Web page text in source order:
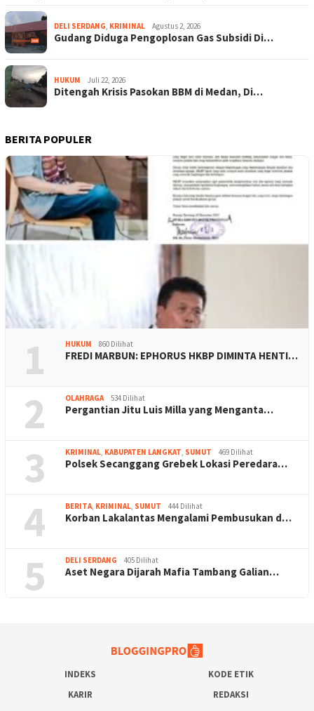
DELI SERDANG, KRIMINAL Agustus 2, 2026
Gudang Diduga Pengoplosan Gas Subsidi Di…
HUKUM Juli 22, 2026
Ditengah Krisis Pasokan BBM di Medan, Di…
BERITA POPULER
1 HUKUM 860 Dilihat
FREDI MARBUN: EPHORUS HKBP DIMINTA HENTI…
2 OLAHRAGA 534 Dilihat
Pergantian Jitu Luis Milla yang Menganta…
3 KRIMINAL, KABUPATEN LANGKAT, SUMUT 469 Dilihat
Polsek Secanggang Grebek Lokasi Peredara…
4 BERITA, KRIMINAL, SUMUT 444 Dilihat
Korban Lakalantas Mengalami Pembusukan d…
5 DELI SERDANG 405 Dilihat
Aset Negara Dijarah Mafia Tambang Galian…
INDEKS
KODE ETIK
KARIR
REDAKSI